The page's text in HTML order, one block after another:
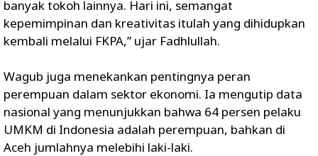
banyak tokoh lainnya. Hari ini, semangat
kepemimpinan dan kreativitas itulah yang dihidupkan
kembali melalui FKPA,” ujar Fadhlullah.
Wagub juga menekankan pentingnya peran
perempuan dalam sektor ekonomi. Ia mengutip data
nasional yang menunjukkan bahwa 64 persen pelaku
UMKM di Indonesia adalah perempuan, bahkan di
Aceh jumlahnya melebihi laki-laki.